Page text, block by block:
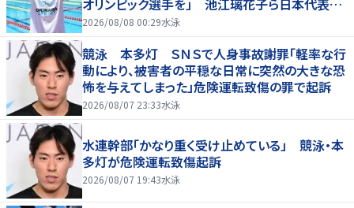
オリンピック選手を」 池江璃花子ら日本代表も
参戦
2026/08/08 00:29水泳
競泳 本多灯 ＳＮＳで人身事故謝罪「軽率な行
動により、被害者の平穏な日常に突然の大きな恐
怖を与えてしまった」危険運転致傷の罪で起訴
2026/08/07 23:33水泳
水連幹部「かなり重く受け止めている」 競泳・本
多灯が危険運転致傷起訴
2026/08/07 19:43水泳